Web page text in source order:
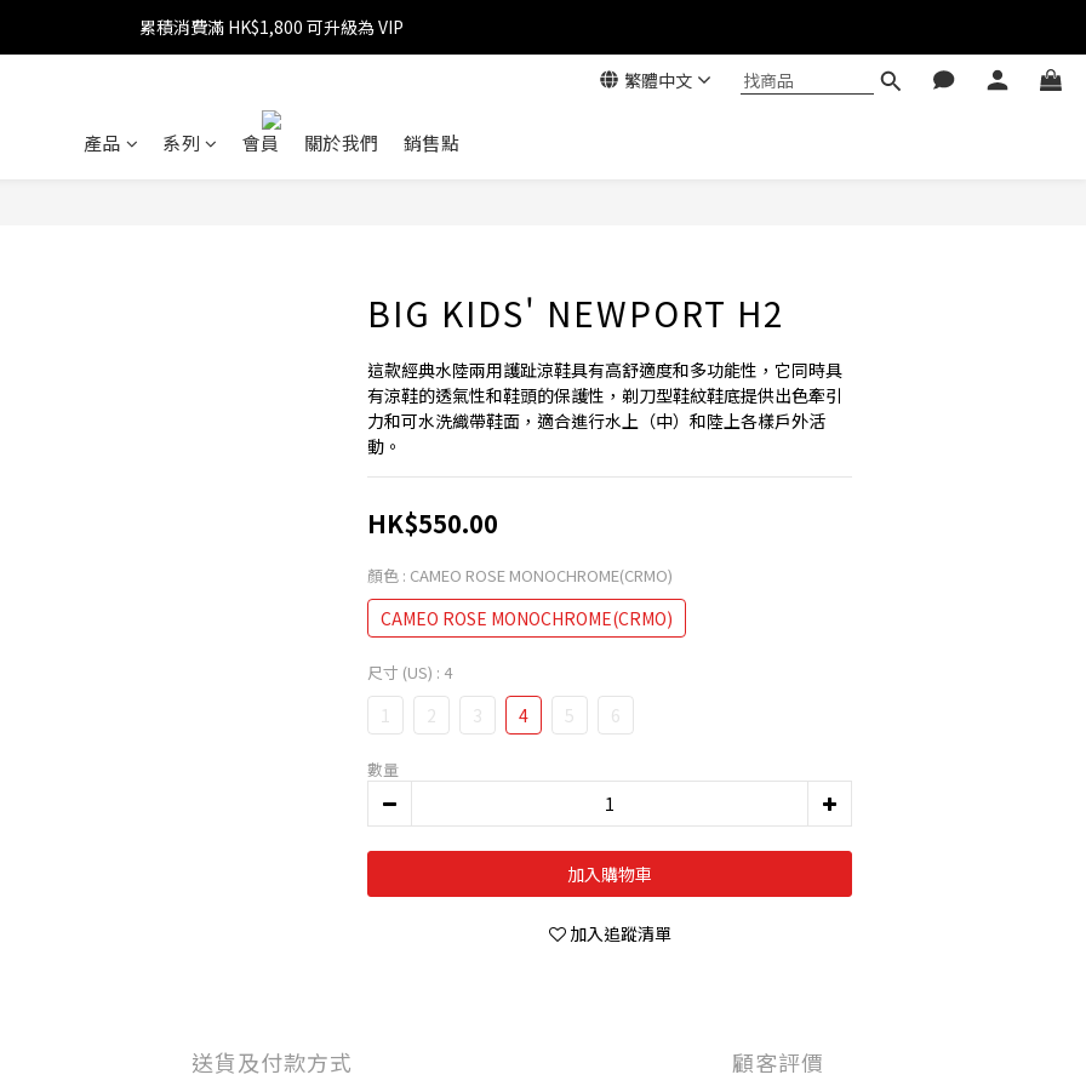
消費滿 HK$599 免運費
累積消費滿 HK$1,800 可升級為 VIP
消費滿 HK$599 免運費
繁體中文
產品 系列 會員 關於我們 銷售點
BIG KIDS' NEWPORT H2
這款經典水陸兩用護趾涼鞋具有高舒適度和多功能性，它同時具
有涼鞋的透氣性和鞋頭的保護性，剃刀型鞋紋鞋底提供出色牽引
力和可水洗織帶鞋面，適合進行水上（中）和陸上各樣戶外活
動。
HK$550.00
顏色 : CAMEO ROSE MONOCHROME(CRMO)
CAMEO ROSE MONOCHROME(CRMO)
尺寸 (US) : 4
1 2 3 4 5 6
數量
加入購物車
加入追蹤清單
送貨及付款方式 顧客評價